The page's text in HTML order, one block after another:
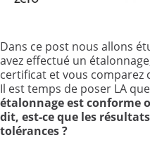
Dans ce post nous allons
avez effectué un
certificat et vous comparez
Il est temps de poser LA
étalonnage est conforme
dit, est-ce que les
tolérances ?